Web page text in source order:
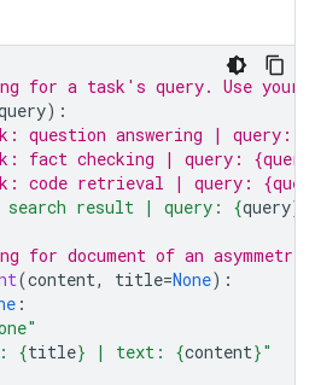
for a task's query. Use
):
question answering | query:
fact checking | query:
code retrieval | query:
result | query: {query}
for document of an
(content, title=None):
:
{title} | text: {content}"